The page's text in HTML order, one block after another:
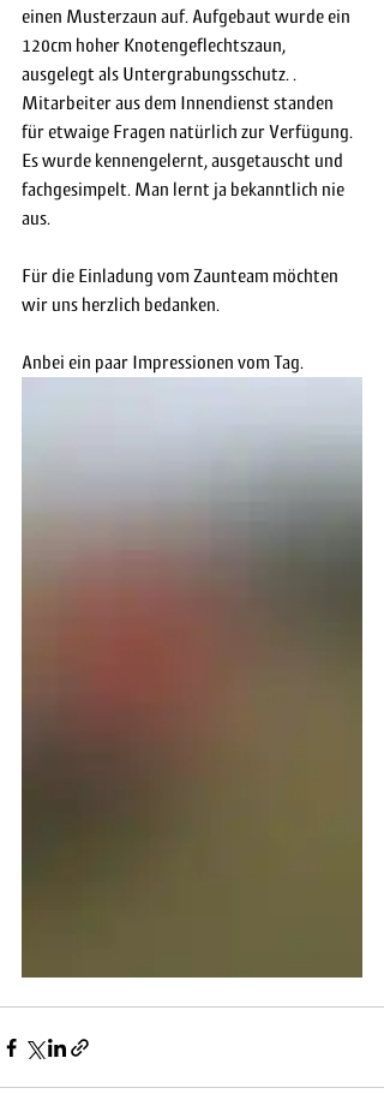
einen Musterzaun auf. Aufgebaut wurde ein
120cm hoher Knotengeflechtszaun,
ausgelegt als Untergrabungsschutz. .
Mitarbeiter aus dem Innendienst standen
für etwaige Fragen natürlich zur Verfügung.
Es wurde kennengelernt, ausgetauscht und
fachgesimpelt. Man lernt ja bekanntlich nie
aus.
Für die Einladung vom Zaunteam möchten
wir uns herzlich bedanken.
Anbei ein paar Impressionen vom Tag.